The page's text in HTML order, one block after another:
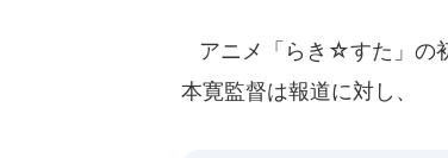
アニメ「らき☆すた」の
本寛監督は報道に対し、